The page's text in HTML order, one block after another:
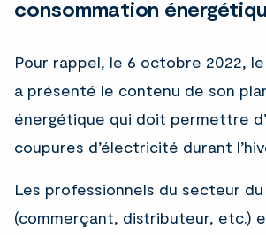
consommation
Pour rappel, le 6 octobre 2022,
a présenté le contenu de son
énergétique qui doit permettre
coupures d’électricité durant
Les professionnels du secteur
(commerçant, distributeur, etc.)